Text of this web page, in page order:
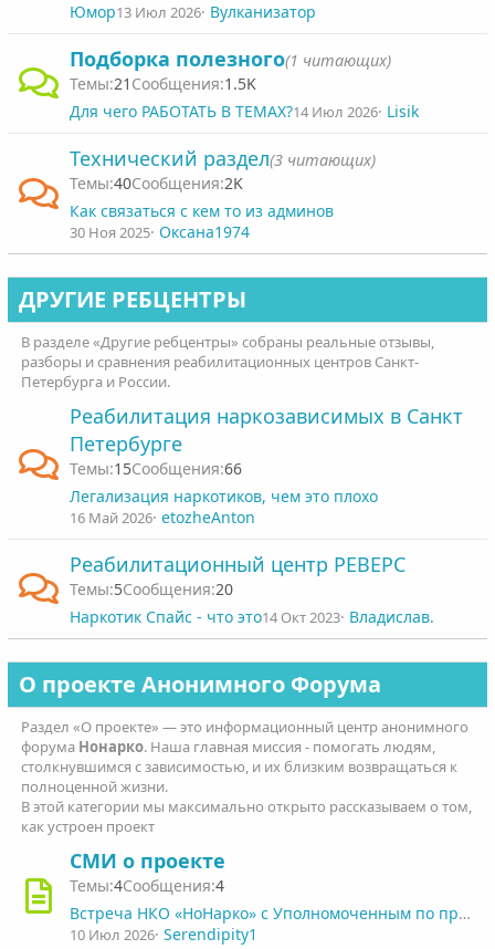
Юмор13 Июл 2026 Вулканизатор
Подборка полезного(1 читающих)
21
1.5K
Для чего РАБОТАТЬ В ТЕМАХ?14 Июл 2026 Lisik
Технический раздел(3 читающих)
40
2K
Как связаться с кем то из админов
30 Ноя 2025 Оксана1974
ДРУГИЕ РЕБЦЕНТРЫ
В разделе «Другие ребцентры» собраны реальные отзывы,
разборы и сравнения реабилитационных центров Санкт-
Петербурга и России.
Реабилитация наркозависимых в Санкт
Петербурге
15
66
Легализация наркотиков, чем это плохо
16 Май 2026 etozheAnton
Реабилитационный центр РЕВЕРС
5
20
Наркотик Спайс - что это14 Окт 2023 Владислав.
О проекте Анонимного Форума
Раздел «О проекте» — это информационный центр анонимного
форума Нонарко. Наша главная миссия - помогать людям,
столкнувшимся с зависимостью, и их близким возвращаться к
полноценной жизни.
В этой категории мы максимально открыто рассказываем о том,
как устроен проект
СМИ о проекте
4
4
Встреча НКО «НоНарко» с Уполномоченным по правам ребенка
10 Июл 2026 Serendipity1